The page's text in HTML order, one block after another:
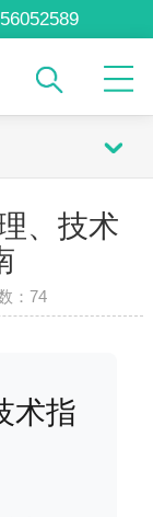
、技术
：74
术指